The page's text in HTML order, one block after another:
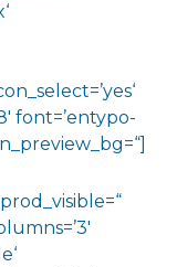
font=’entypo-